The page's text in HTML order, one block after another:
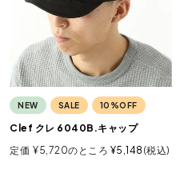
NEW SALE 10%OFF
Clef クレ 6040B.キャップ
定価 ¥5,720のところ ¥5,148 税込